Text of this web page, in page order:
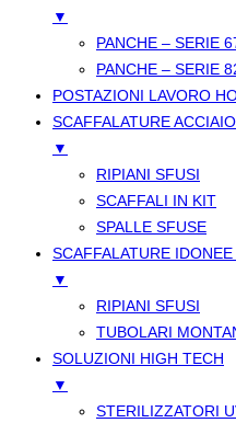
▼
PANCHE – SERIE
PANCHE – SERIE
POSTAZIONI LAVORO
SCAFFALATURE
▼
RIPIANI SFUSI
SCAFFALI IN KIT
SPALLE SFUSE
SCAFFALATURE
▼
RIPIANI SFUSI
TUBOLARI
SOLUZIONI HIGH TECH
▼
STERILIZZATORI